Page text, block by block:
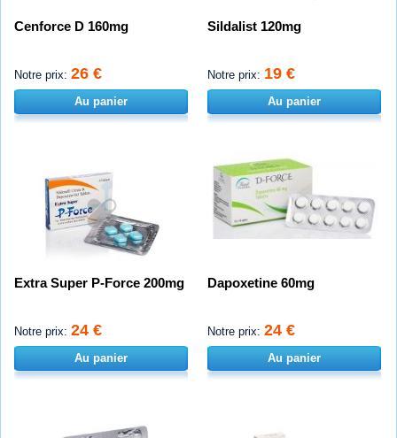
Cenforce D 160mg
Notre prix: 26 €
Au panier
Sildalist 120mg
Notre prix: 19 €
Au panier
Extra Super P-Force 200mg
Notre prix: 24 €
Au panier
Dapoxetine 60mg
Notre prix: 24 €
Au panier